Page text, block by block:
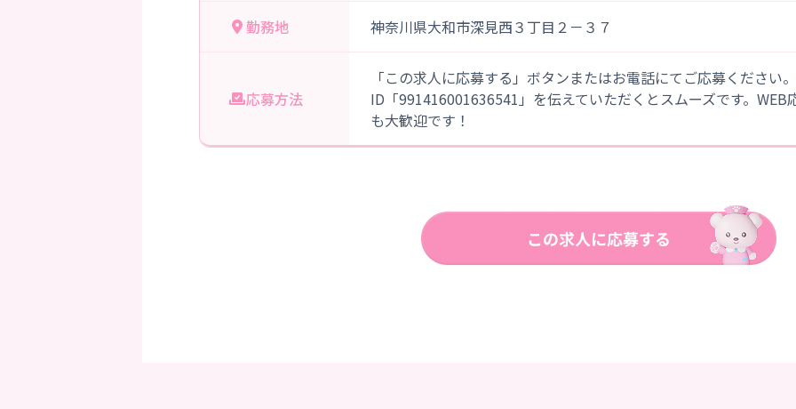
勤務地 神奈川県大和市深見西３丁目２－３７
応募方法
「この求人に応募する」ボタンまたはお電話にてご応募ください
ID「991416001636541」を伝えていただくとスムーズです。WEB
も大歓迎です！